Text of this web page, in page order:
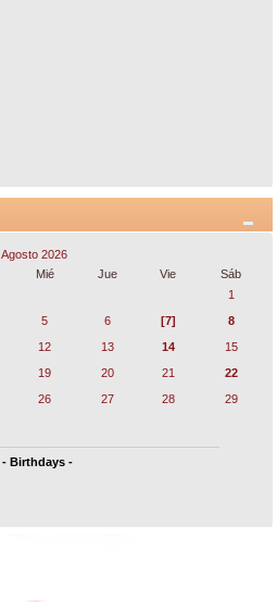
Agosto 2026
Mié Jue Vie
Sáb
1
5 6 [7]
8
12 13 14
15
19 20 21
22
26 27 28
29
- Birthdays -